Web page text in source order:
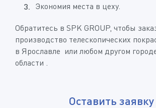
Экономия места в цеху.
Обратитесь в SPK GROUP, чтобы
производство телескопических
в Ярославле или любом другом
области .
Оставить заявку